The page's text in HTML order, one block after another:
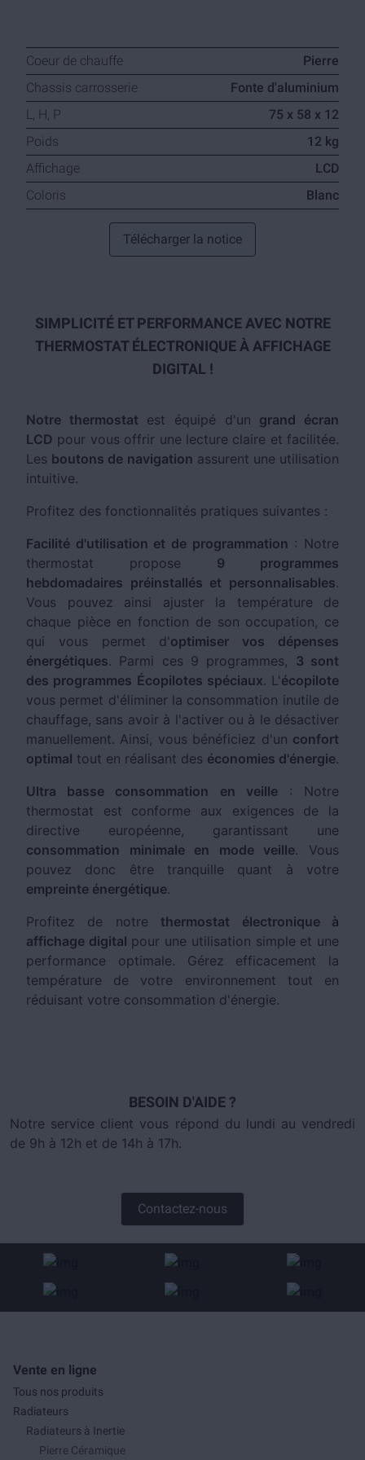
Coeur de chauffe
Pierre
Chassis carrosserie
Fonte d'aluminium
L, H, P
75 x 58 x 12
Poids
12 kg
Affichage
LCD
Coloris
Blanc
Télécharger la notice
SIMPLICITÉ ET PERFORMANCE AVEC NOTRE
THERMOSTAT ÉLECTRONIQUE À AFFICHAGE
DIGITAL !
Notre thermostat est équipé d'un grand écran
LCD pour vous offrir une lecture claire et facilitée.
Les boutons de navigation assurent une utilisation
intuitive.
Profitez des fonctionnalités pratiques suivantes :
Facilité d'utilisation et de programmation : Notre
thermostat propose 9 programmes
hebdomadaires préinstallés et personnalisables.
Vous pouvez ainsi ajuster la température de
chaque pièce en fonction de son occupation, ce
qui vous permet d'optimiser vos dépenses
énergétiques. Parmi ces 9 programmes, 3 sont
des programmes Écopilotes spéciaux. L'écopilote
vous permet d'éliminer la consommation inutile de
chauffage, sans avoir à l'activer ou à le désactiver
manuellement. Ainsi, vous bénéficiez d'un confort
optimal tout en réalisant des économies d'énergie.
Ultra basse consommation en veille: Notre
thermostat est conforme aux exigences de la
directive européenne, garantissant une
consommation minimale en mode veille. Vous
pouvez donc être tranquille quant à votre
empreinte énergétique.
Profitez de notre thermostat électronique à
affichage digital pour une utilisation simple et une
performance optimale. Gérez efficacement la
température de votre environnement tout en
réduisant votre consommation d'énergie.
BESOIN D'AIDE ?
Notre service client vous répond du lundi au vendredi
de 9h à 12h et de 14h à 17h.
Contactez-nous
Vente en ligne
Tous nos produits
Radiateurs
Radiateurs à Inertie
Pierre Céramique